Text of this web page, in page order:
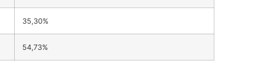
35,30%
54,73%